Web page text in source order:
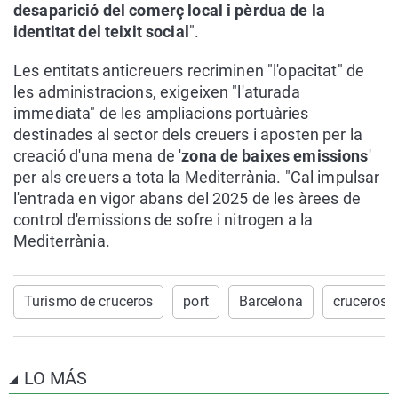
desaparició del comerç local i pèrdua de la
identitat del teixit social ".
Les entitats anticreuers recriminen "l'opacitat" de
les administracions, exigeixen "l'aturada
immediata" de les ampliacions portuàries
destinades al sector dels creuers i aposten per la
creació d'una mena de 'zona de baixes emissions'
per als creuers a tota la Mediterrània. "Cal impulsar
l'entrada en vigor abans del 2025 de les àrees de
control d'emissions de sofre i nitrogen a la
Mediterrània.
Turismo de cruceros port Barcelona cruceros
LO MÁS